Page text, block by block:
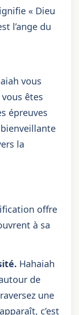
« Dieu
l’ange du
vous
êtes
épreuves
la
offre
à sa
Hahaiah
de
une
c’est